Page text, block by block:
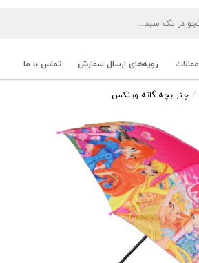
مقالات رویه‌های ارسال سفارش تماس با ما
چتر بچه گانه وینکس